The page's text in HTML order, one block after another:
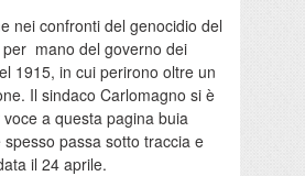
nei confronti del genocidio del
mano del governo dei
1915, in cui perirono oltre un
Il sindaco Carlomagno si è
a questa pagina buia
passa sotto traccia e
il 24 aprile.